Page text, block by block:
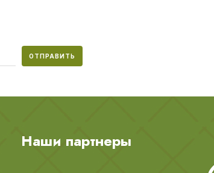
ОТПРАВИТЬ
Наши партнеры